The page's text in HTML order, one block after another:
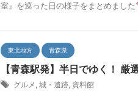
室』を巡った日の様子をまとめました
東北地方 青森県
【青森駅発】半日でゆく！
グルメ 城・遺跡 資料館